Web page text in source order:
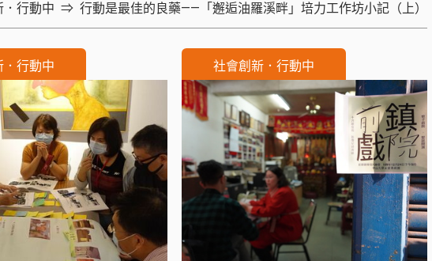
．行動中
行動是最佳的良藥——「邂逅油羅溪畔」培力工作坊小記（上）
．行動中 社會創新．行動中